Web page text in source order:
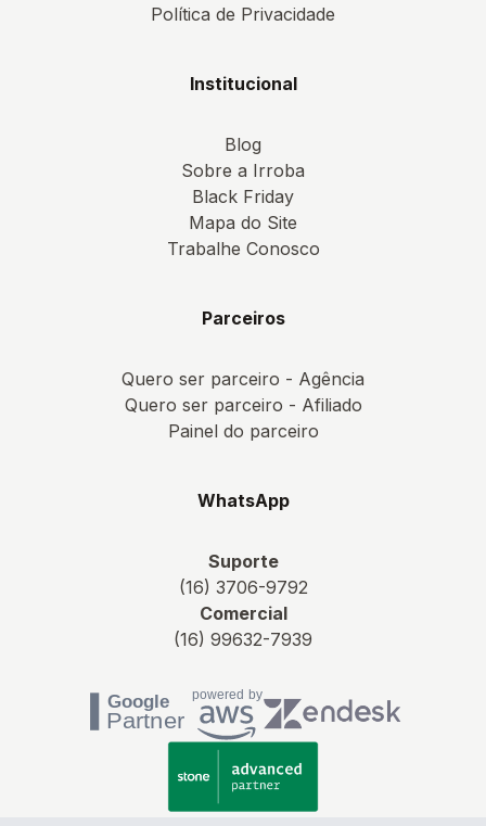
Política de Privacidade
Institucional
Blog
Sobre a Irroba
Black Friday
Mapa do Site
Trabalhe Conosco
Parceiros
Quero ser parceiro - Agência
Quero ser parceiro - Afiliado
Painel do parceiro
WhatsApp
Suporte
(16) 3706-9792
Comercial
(16) 99632-7939